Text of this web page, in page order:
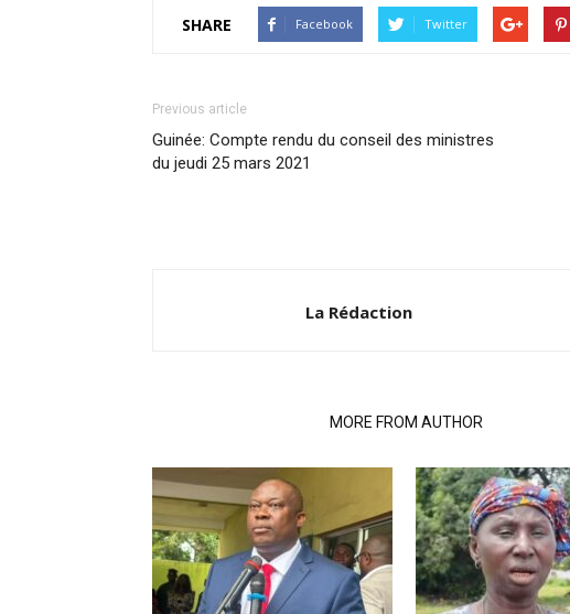
SHARE Facebook Twitter
Previous article
Guinée: Compte rendu du conseil des ministres
du jeudi 25 mars 2021
La Rédaction
MORE FROM AUTHOR